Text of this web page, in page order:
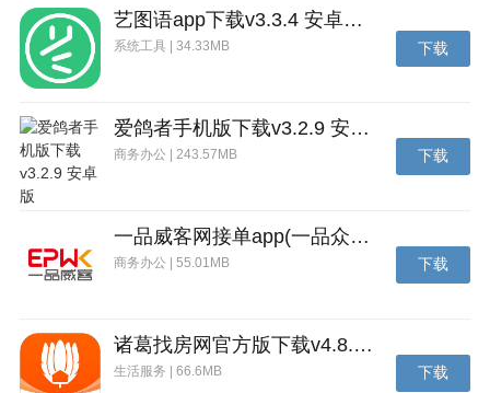
潜能三：颠倒乾坤（紫-阶54级解锁）
潜能四：战意爆发（红一阶70级解锁）
艺图语app下载v3.3.4 安卓免费版
系统工具 | 34.33MB 下载
爱鸽者手机版下载v3.2.9 安卓版
商务办公 | 243.57MB 下载
一品威客网接单app(一品众包)下载v2.7.1 安卓最新版
商务办公 | 55.01MB 下载
诸葛找房网官方版下载v4.8.1.1 安卓最新版
生活服务 | 66.6MB 下载